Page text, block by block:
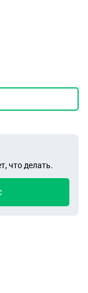
что делать.